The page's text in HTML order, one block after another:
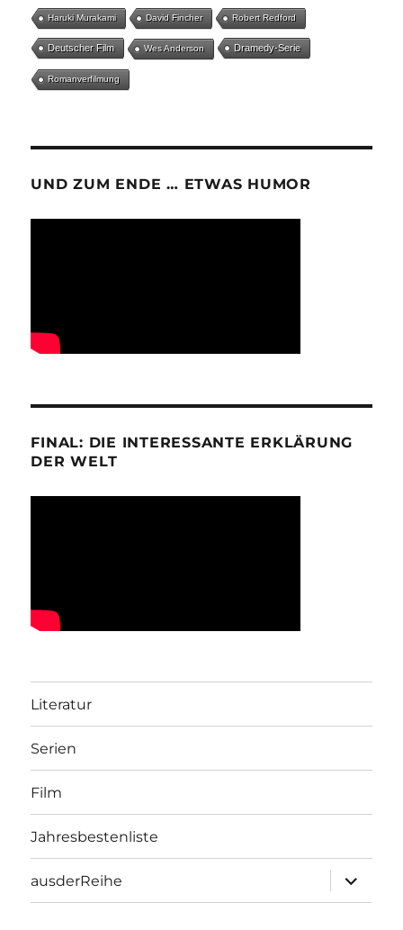
Haruki Murakami David Fincher Robert Redford
Deutscher Film Wes Anderson Dramedy-Serie
Romanverfilmung
UND ZUM ENDE … ETWAS HUMOR
FINAL: DIE INTERESSANTE ERKLÄRUNG
DER WELT
Literatur
Serien
Film
Jahresbestenliste
ausderReihe
öffnen